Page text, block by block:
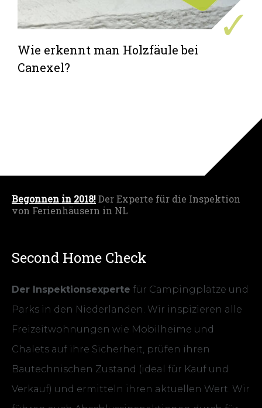
Wie erkennt man Holzfäule bei
Canexel?
Begonnen in 2018!Der Experte für die Inspektion
von Ferienhäusern in NL
Second Home Check
Der Inspektionsexperte für Campingplätze und
Parks in den Niederlanden. Wir inspizieren alle
Freizeitwohnungen wie Mobilheime und
Chalets auf ihre Sicherheit, prüfen ihren
Bautechnischen Zustand (ideal für Kauf und
Verkauf) und ermitteln ihren aktuellen Wert. Wir